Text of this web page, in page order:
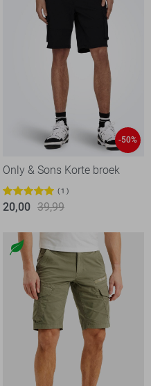
-50%
Only & Sons Korte broek
1
20,00 39,99